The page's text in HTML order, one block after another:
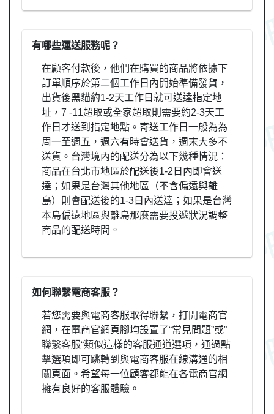
有哪些運送服務呢？
在顧客付款後，他們在購買的商品將依據下
訂單順序於第二個工作日內開始準備發貨，
出貨後黑貓約1-2天工作日就可送達指定地
址，7 -11超取或全家超取則需要約2-3天工
作日才送到指定地點。寄送工作日一般為為
周一至週五，週六有時會送貨，週末大多不
送貨。台灣境內的配送分為以下幾種情況：
商品在台北市地區於配送後1-2日內即會送
達；如果是台灣其他地區（不含偏遠與離
島）則會配送後的1-3日內送達；如果是台灣
本島偏遠地區與離島那麼需要投遞狀況調整
商品的配送時間。
如何聯繫電商客服？
若您需要與電商客服取得聯繫，打開電商官
網，在電商官網頁腳均設置了“常見問題”或”
聯繫客服“類似這樣的客服通道選項，通過點
擊選項即可跳轉到與電商客服在線溝通的相
關頁面。希望每一位顧客都能在各電商官網
擁有良好的客服體驗。